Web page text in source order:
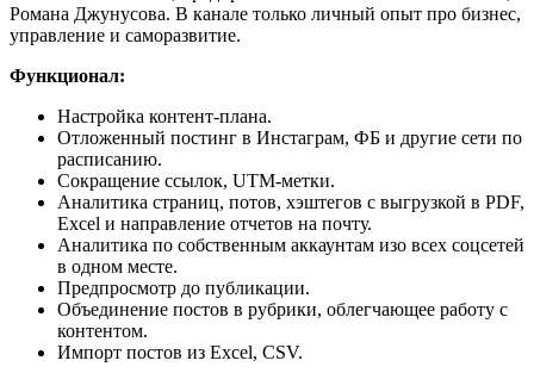
Романа Джунусова. В канале только личный опыт про бизнес,
управление и саморазвитие.
Функционал:
Настройка контент-плана.
Отложенный постинг в Инстаграм, ФБ и другие сети по
расписанию.
Сокращение ссылок, UTM-метки.
Аналитика страниц, потов, хэштегов с выгрузкой в PDF,
Excel и направление отчетов на почту.
Аналитика по собственным аккаунтам изо всех соцсетей
в одном месте.
Предпросмотр до публикации.
Объединение постов в рубрики, облегчающее работу с
контентом.
Импорт постов из Excel, CSV.